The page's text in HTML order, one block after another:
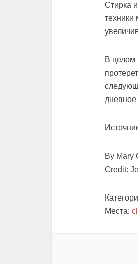
Стирка
техники
В целом
дневное
By Mary
Credit:
Места: